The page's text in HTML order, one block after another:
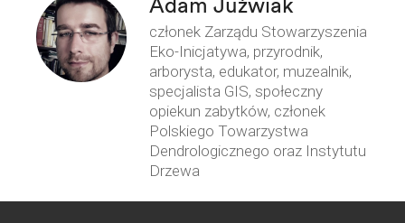
członek Zarządu Stowarzyszenia
Eko-Inicjatywa, przyrodnik,
arborysta, edukator, muzealnik,
specjalista GIS, społeczny
opiekun zabytków, członek
Polskiego Towarzystwa
Dendrologicznego oraz Instytutu
Drzewa